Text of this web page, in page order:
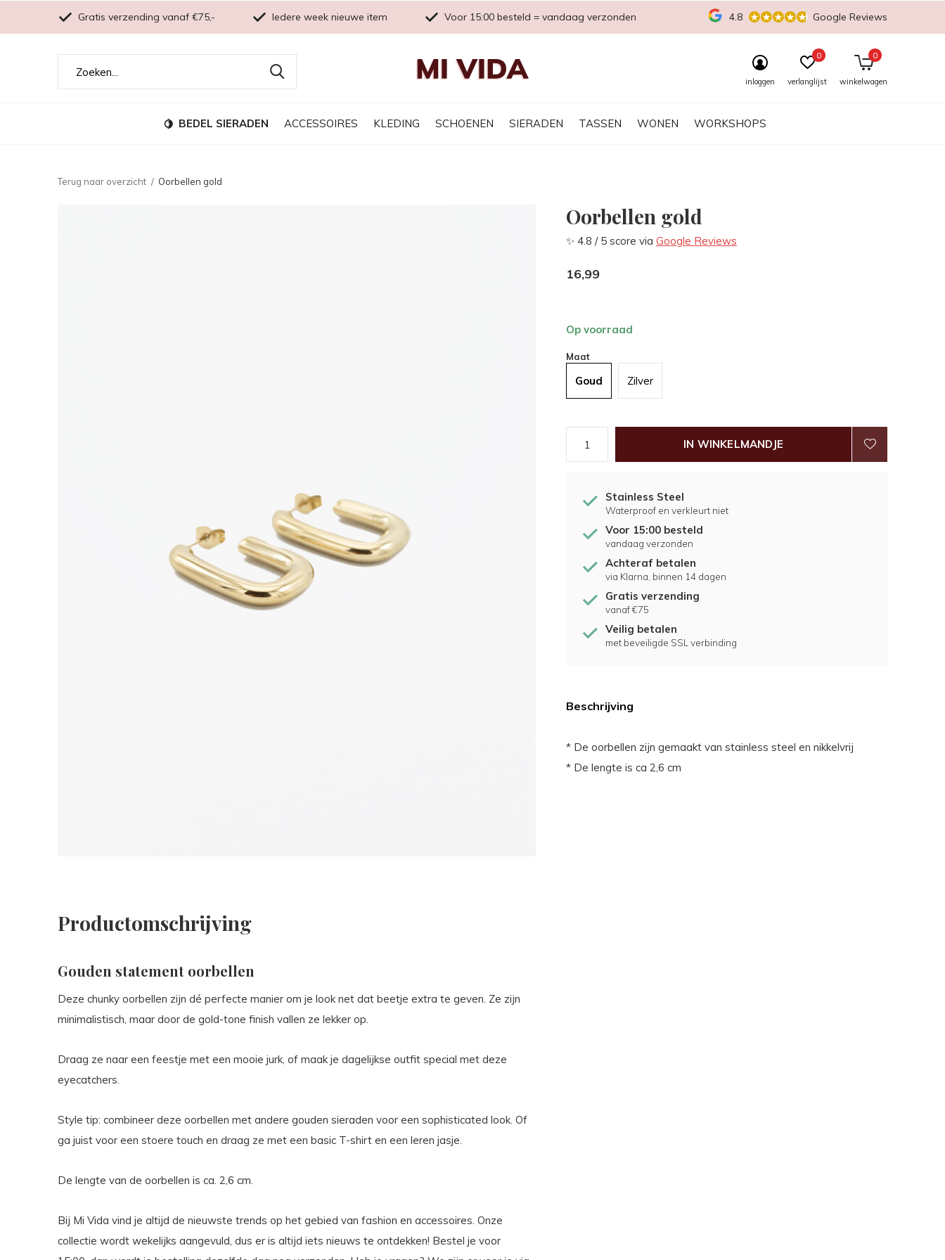
BEDEL SIERADEN ACCESSOIRES KLEDING SCHOENEN SIERADEN TASSEN WONEN WORKSHOPS
inloggen verlanglijst
0
winkelwagen
0
Gratis verzending vanaf €75,- Iedere week nieuwe item Voor 15:00 besteld = vandaag verzonden 4.8 Google Reviews
Terug naar overzicht Oorbellen gold
Oorbellen gold
✨ 4.8 / 5 score via Google Reviews
16,99
Op voorraad
Maat
Goud Zilver
IN WINKELMANDJE
Stainless Steel
Waterproof en verkleurt niet
Voor 15:00 besteld
vandaag verzonden
Achteraf betalen
via Klarna, binnen 14 dagen
Gratis verzending
vanaf €75
Veilig betalen
met beveiligde SSL verbinding
Beschrijving
* De oorbellen zijn gemaakt van stainless steel en nikkelvrij
* De lengte is ca 2,6 cm
Productomschrijving
Gouden statement oorbellen
Deze chunky oorbellen zijn dé perfecte manier om je look net dat beetje extra te geven. Ze zijn
minimalistisch, maar door de gold-tone finish vallen ze lekker op.
Draag ze naar een feestje met een mooie jurk, of maak je dagelijkse outfit special met deze
eyecatchers.
Style tip: combineer deze oorbellen met andere gouden sieraden voor een sophisticated look. Of
ga juist voor een stoere touch en draag ze met een basic T-shirt en een leren jasje.
De lengte van de oorbellen is ca. 2,6 cm.
Bij Mi Vida vind je altijd de nieuwste trends op het gebied van fashion en accessoires. Onze
collectie wordt wekelijks aangevuld, dus er is altijd iets nieuws te ontdekken! Bestel je voor